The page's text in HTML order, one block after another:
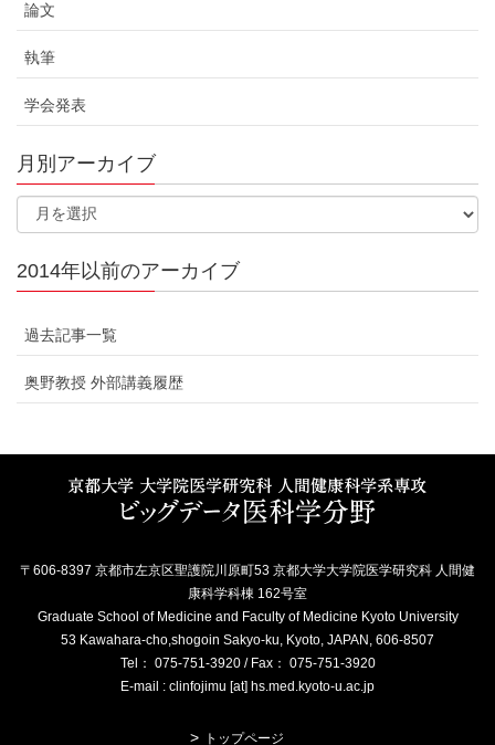
論文
執筆
学会発表
月別アーカイブ
2014年以前のアーカイブ
過去記事一覧
奥野教授 外部講義履歴
〒606-8397 京都市左京区聖護院川原町53 京都大学大学院医学研究科 人間健
康科学科棟 162号室
Graduate School of Medicine and Faculty of Medicine Kyoto University
53 Kawahara-cho,shogoin Sakyo-ku, Kyoto, JAPAN, 606-8507
Tel： 075-751-3920 / Fax： 075-751-3920
E-mail : clinfojimu [at] hs.med.kyoto-u.ac.jp
トップページ